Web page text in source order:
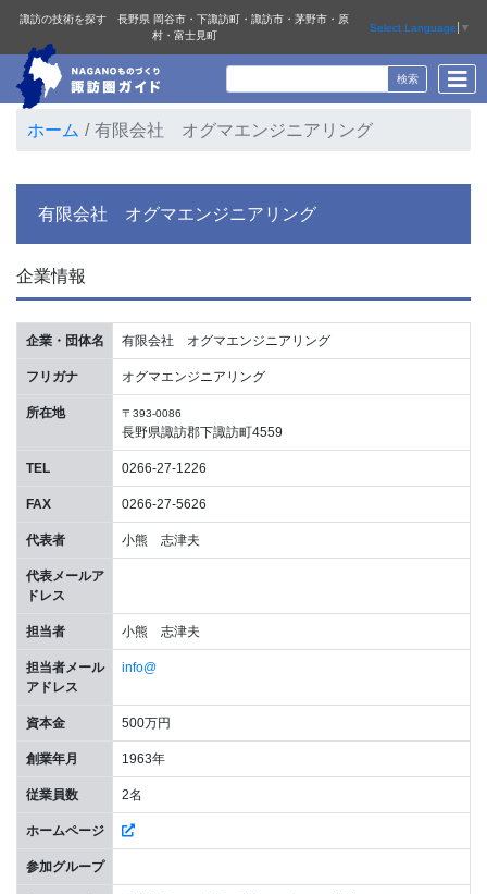
諏訪の技術を探す 長野県 岡谷市・下諏訪町・諏訪市・茅野市・原
村・富士見町
Select Language ▼
ホーム 有限会社 オグマエンジニアリング
有限会社 オグマエンジニアリング
企業情報
企業・団体名 有限会社 オグマエンジニアリング
フリガナ オグマエンジニアリング
所在地 〒393-0086
長野県諏訪郡下諏訪町4559
TEL 0266-27-1226
FAX 0266-27-5626
代表者 小熊 志津夫
代表メールア
ドレス
担当者 小熊 志津夫
担当者メール
アドレス
info@
資本金 500万円
創業年月 1963年
従業員数 2名
ホームページ
参加グループ